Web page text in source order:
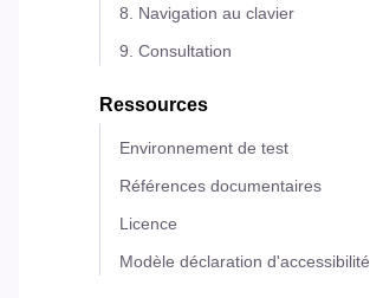
8. Navigation au clavier
9. Consultation
Ressources
Environnement de test
Références documentaires
Licence
Modèle déclaration d'accessibilité